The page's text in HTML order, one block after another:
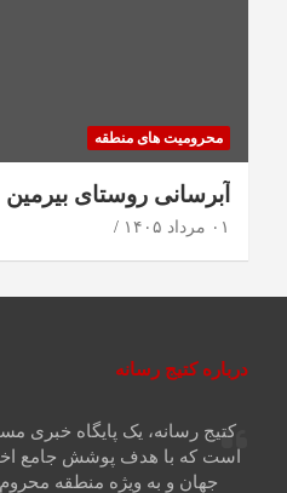
محرومیت های منطقه
آبرسانی روستای بیرمین
۰۱ مرداد ۱۴۰۵
درباره کتیج رسانه
کتیج رسانه، یک پایگاه خبری
است که با هدف پوشش جامع
جهان و به ویژه منطقه